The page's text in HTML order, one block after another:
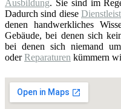
Ausbildung. Sie sind im
Dadurch sind diese
denen handwerkliches
Gebäude, bei denen sich
bei denen sich niemand um
oderReparaturen kümmern